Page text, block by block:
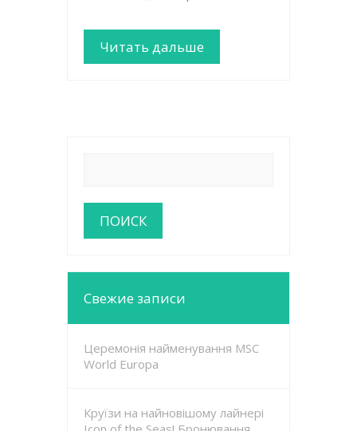
Читать дальше
Свежие записи
Церемонія найменування MSC
World Europa
Круїзи на найновішому лайнері